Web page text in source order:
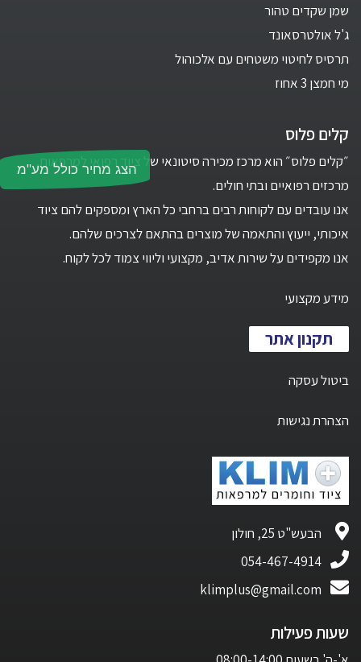
הצג מחיר כולל מע"מ
שמן שקדים טהור
ג'ל אולטרסאונד
תרסיס לחיטוי משטחים עם אלכוהול
מי חמצן 3 אחוז
קלים פלוס
״קלים פלוס״ הוא מרכז מכירה סיטונאי של ציוד רפואי למרפאות,
מרכזים רפואיים ובתי חולים.
אנו עובדים עם לקוחות רבים ברחבי כל הארץ ומספקים להם ציוד
איכותי, ייעוץ והתאמה של מוצרים בהתאם לצרכים שלהם.
אנו מקפידים על שירות אדיב, מקצועי וליווי צמוד לכל לקוח.
מידע מקצועי
תקנון אתר
ביטול עסקה
הצהרת נגישות
הבעש"ט 25, חולון
054-467-4914
klimplus@gmail.com
שעות פעילות